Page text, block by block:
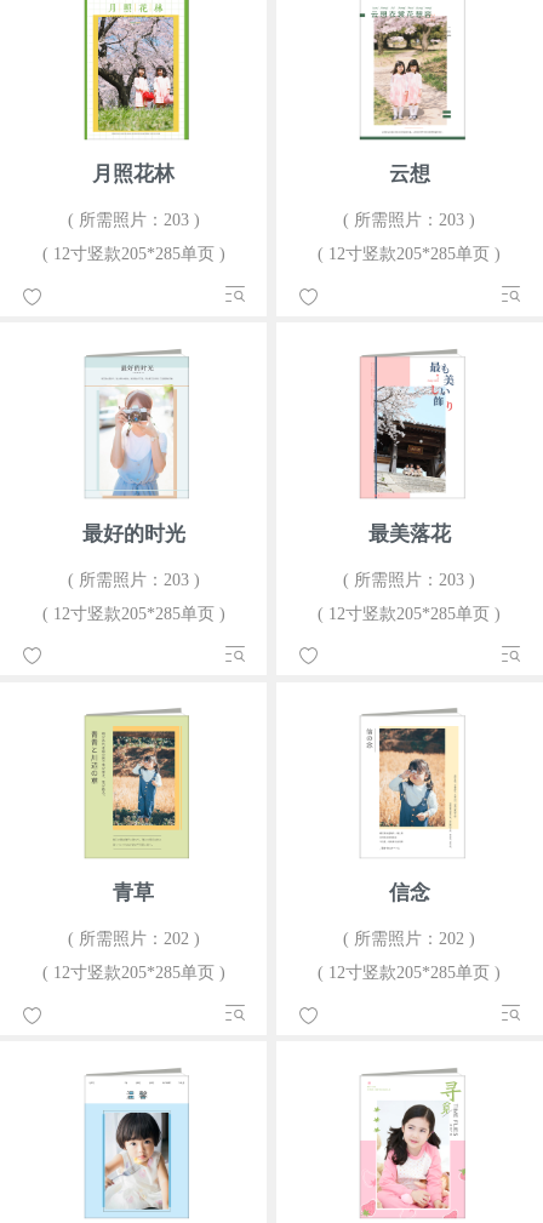
月照花林
( 所需照片：203 )
( 12寸竖款205*285单页 )
云想
( 所需照片：203 )
( 12寸竖款205*285单页 )
最好的时光
( 所需照片：203 )
( 12寸竖款205*285单页 )
最美落花
( 所需照片：203 )
( 12寸竖款205*285单页 )
青草
( 所需照片：202 )
( 12寸竖款205*285单页 )
信念
( 所需照片：202 )
( 12寸竖款205*285单页 )